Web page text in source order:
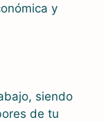
y
siendo
de tu